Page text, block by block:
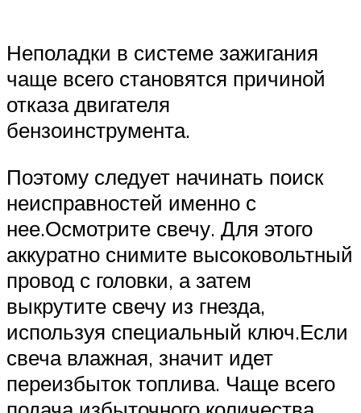
Неполадки в системе зажигания
чаще всего становятся причиной
отказа двигателя
бензоинструмента.
Поэтому следует начинать поиск
неисправностей именно с
нее.Осмотрите свечу. Для этого
аккуратно снимите высоковольтный
провод с головки, а затем
выкрутите свечу из гнезда,
используя специальный ключ.Если
свеча влажная, значит идет
переизбыток топлива. Чаще всего